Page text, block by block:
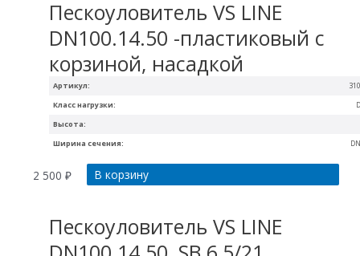
Артикул:
Ширина сечения:
Высота:
Класс нагрузки:
Пескоуловитель VS LINE
DN100.14.50 -пластиковый с
корзиной, насадкой
2 500₽ В корзину
Пескоуловитель VS LINE